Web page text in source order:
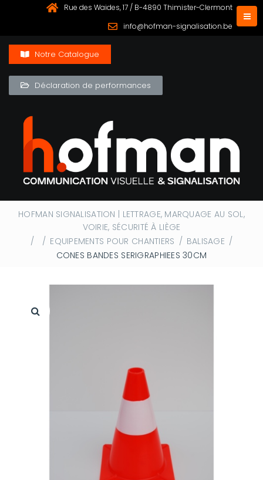
Rue des Waides, 17 / B-4890 Thimister-Clermont
info@hofman-signalisation.be
Notre Catalogue
Déclaration de performances
HOFMAN SIGNALISATION | LETTRAGE, MARQUAGE AU SOL,
VOIRIE, SÉCURITÉ À LIÈGE
/
/ EQUIPEMENTS POUR CHANTIERS / BALISAGE /
CONES BANDES SERIGRAPHIEES 30CM